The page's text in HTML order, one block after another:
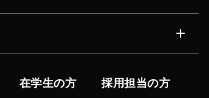
在学生の方 採用担当の方